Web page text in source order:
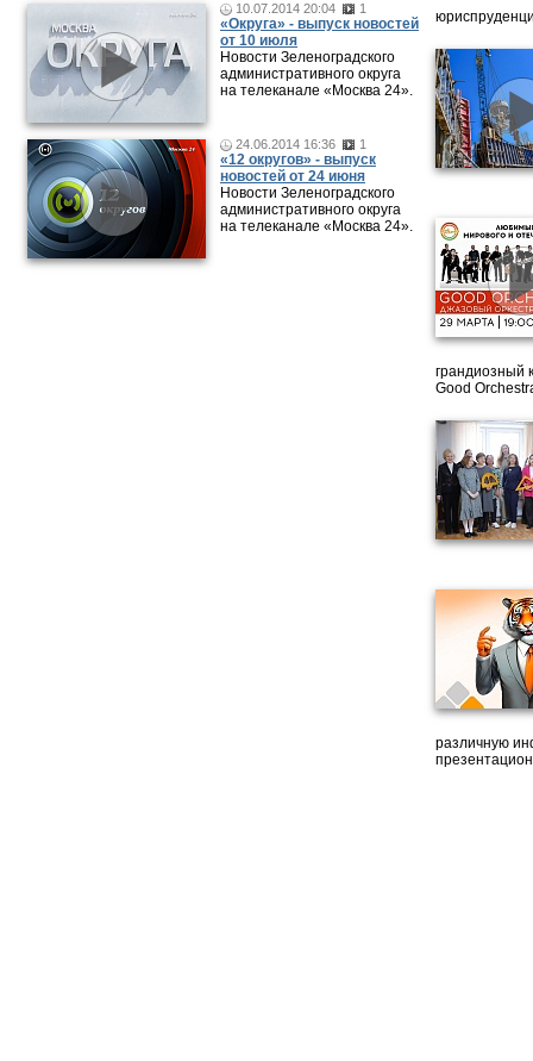
10.07.2014 20:04 1
«Округа» - выпуск новостей
от 10 июля
Новости Зеленоградского
административного округа
на телеканале «Москва 24».
24.06.2014 16:36 1
«12 округов» - выпуск
новостей от 24 июня
Новости Зеленоградского
административного округа
на телеканале «Москва 24».
грандиозный
Good
различную